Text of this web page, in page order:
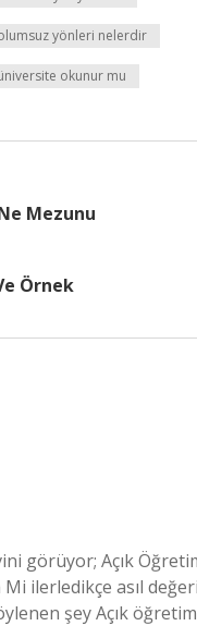
yönleri nelerdir
okunur mu
Mezunu
Örnek
görüyor; Açık
ilerledikçe asıl
şey Açık